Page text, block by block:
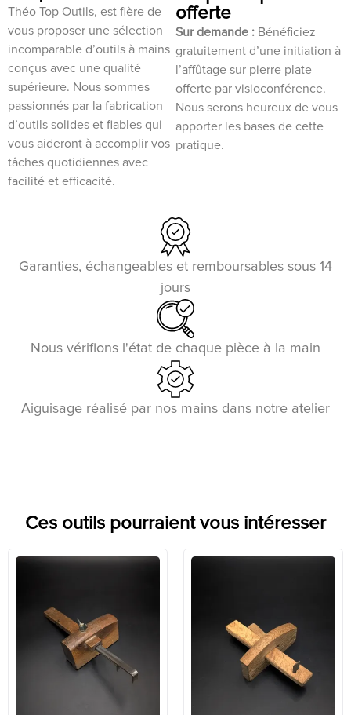
Théo Top Outils, est fière de
vous proposer une sélection
incomparable d’outils à mains
conçus avec une qualité
supérieure. Nous sommes
passionnés par la fabrication
d’outils solides et fiables qui
vous aideront à accomplir vos
tâches quotidiennes avec
facilité et efficacité.
offerte
Sur demande : Bénéficiez
gratuitement d’une initiation à
l’affûtage sur pierre plate
offerte par visioconférence.
Nous serons heureux de vous
apporter les bases de cette
pratique.
Garanties, échangeables et remboursables sous 14
jours
Nous vérifions l'état de chaque pièce à la main
Aiguisage réalisé par nos mains dans notre atelier
Ces outils pourraient vous intéresser